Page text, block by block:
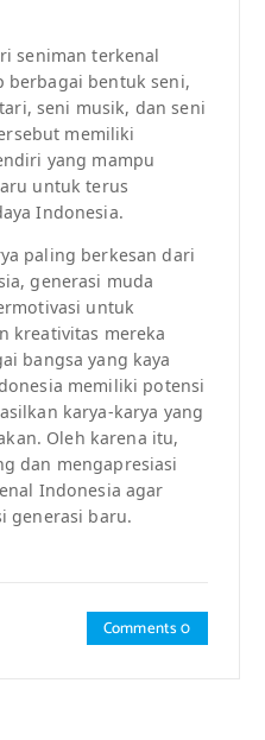
seniman terkenal
berbagai bentuk seni,
seni musik, dan seni
memiliki
yang mampu
untuk terus
Indonesia.
paling berkesan dari
generasi muda
untuk
kreativitas mereka
bangsa yang kaya
memiliki potensi
karya-karya yang
Oleh karena itu,
dan mengapresiasi
Indonesia agar
generasi baru.
Comments 0